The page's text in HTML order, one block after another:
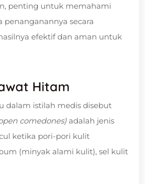
penting untuk memahami
penanganannya secara
efektif dan aman untuk
Hitam
dalam istilah medis disebut
comedones) adalah jenis
ketika pori-pori kulit
(minyak alami kulit), sel kulit